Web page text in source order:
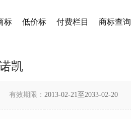
标 低价标 付费栏目 商标查询
凯
有效期限： 2013-02-21至2033-02-20